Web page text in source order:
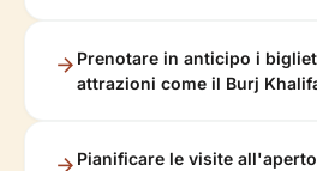
Prenotare in anticipo i
attrazioni come il Burj
Pianificare le visite